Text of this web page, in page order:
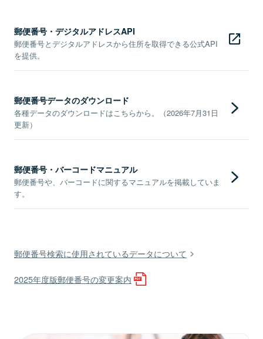
郵便番号・デジタルアドレスAPI
郵便番号とデジタルアドレスから住所を取得できる公式API
を提供。
郵便番号データのダウンロード
各種データのダウンロードはこちらから。（2026年7月31日
更新）
郵便番号・バーコードマニュアル
郵便番号や、バーコードに関するマニュアルを掲載していま
す。
郵便番号検索に使用されているデータについて
2025年度版郵便番号の変更案内